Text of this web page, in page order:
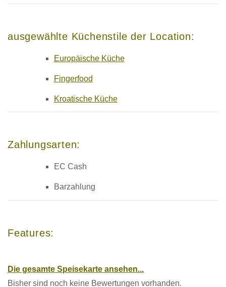
ausgewählte Küchenstile der Location:
Europäische Küche
Fingerfood
Kroatische Küche
Zahlungsarten:
EC Cash
Barzahlung
Features:
Die gesamte Speisekarte ansehen...
Bisher sind noch keine Bewertungen vorhanden.